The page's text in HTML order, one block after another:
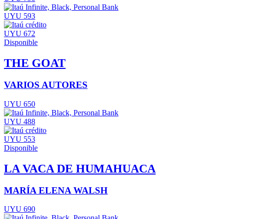
UYU 593
UYU 672
Disponible
THE GOAT
VARIOS AUTORES
UYU 650
UYU 488
UYU 553
Disponible
LA VACA DE HUMAHUACA
MARÍA ELENA WALSH
UYU 690